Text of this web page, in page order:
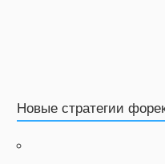
Новые стратегии